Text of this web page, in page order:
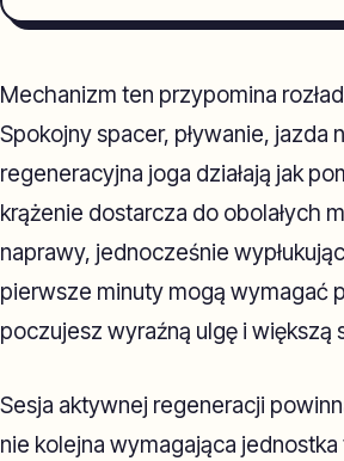
Mechanizm ten przypomina
Spokojny spacer, pływanie,
regeneracyjna joga działają jak
krążenie dostarcza do obolałych
naprawy, jednocześnie
pierwsze minuty mogą wymagać
poczujesz wyraźną ulgę i większą
Sesja aktywnej regeneracji
nie kolejna wymagająca